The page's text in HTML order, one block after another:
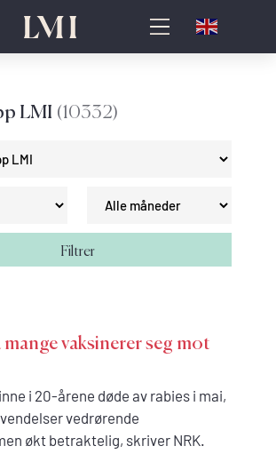
LMI (10332)
Filtrer
vaksinerer seg mot
i 20-årene døde av rabies i mai,
vedrørende
økt betraktelig, skriver NRK.